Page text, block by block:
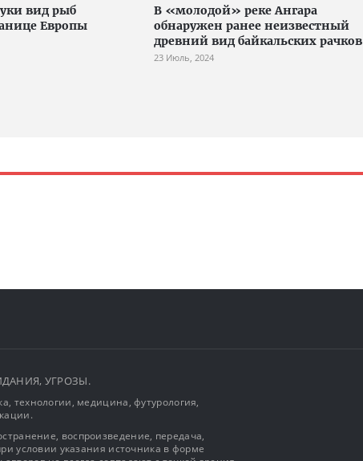
вид рыб
Европы
В «молодой» реке Ангара
обнаружен ранее неизвестный
древний вид байкальских рачков
23 Июль, 2024
УГРОЗЫ.
технологии, медицина, футурология,
воспроизведение, передача,
условии указания источника в форме